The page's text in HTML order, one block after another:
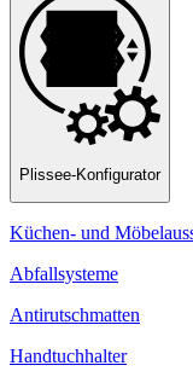
Plissee-Konfigurator
Küchen- und
Abfallsysteme
Antirutschmatten
Handtuchhalter